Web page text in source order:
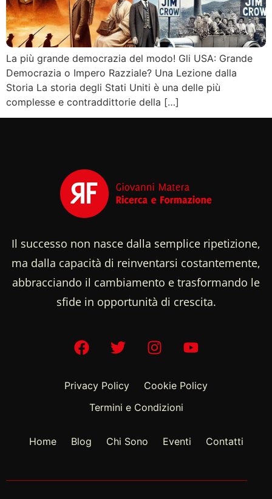
La più grande democrazia del modo! Gli USA: Grande
Democrazia o Impero Razziale? Una Lezione dalla
Storia La storia degli Stati Uniti è una delle più
complesse e contraddittorie della […]
Il successo non nasce dalla semplice ripetizione,
ma dalla capacità di reinventarsi costantemente,
abbracciando il cambiamento e trasformando le
sfide in opportunità di crescita.
Privacy Policy
Cookie Policy
Termini e Condizioni
Home Blog Chi Sono Eventi Contatti